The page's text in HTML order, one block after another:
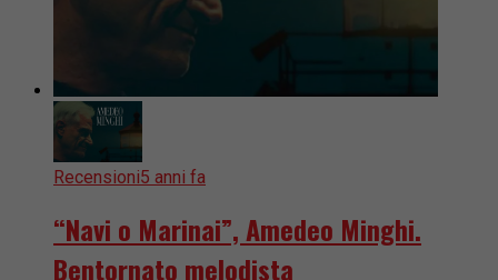
Recensioni5 anni fa
“Navi o Marinai”, Amedeo Minghi.
Bentornato melodista